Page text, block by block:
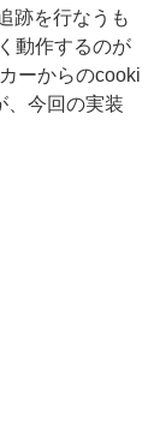
跡を行なうも
動作するのが
ーからのcooki
、今回の実装